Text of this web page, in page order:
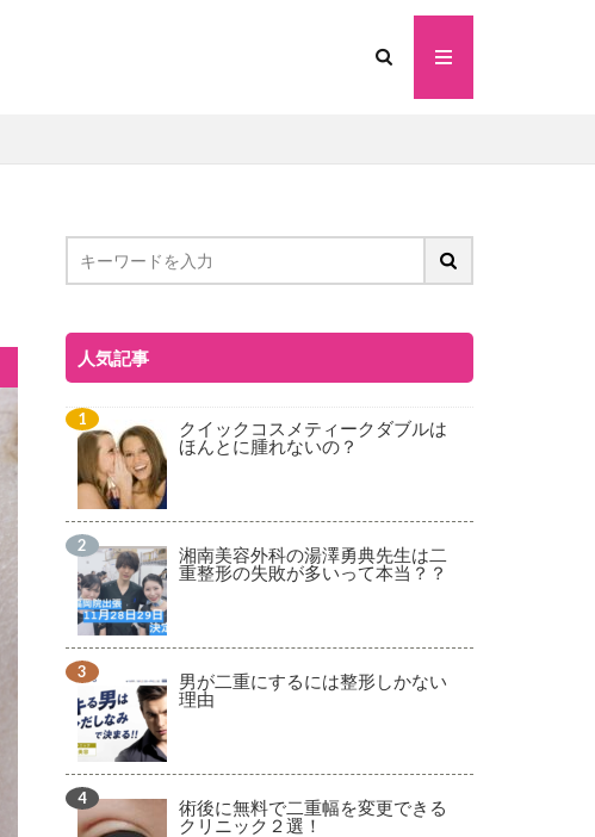
人気記事
クイックコスメティークダブルは
ほんとに腫れないの？
湘南美容外科の湯澤勇典先生は二
重整形の失敗が多いって本当？？
男が二重にするには整形しかない
理由
術後に無料で二重幅を変更できる
クリニック２選！